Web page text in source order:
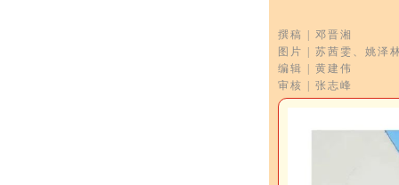
撰稿 | 邓晋湘
图片 | 苏茜雯、姚泽
编辑 | 黄建伟
审核 | 张志峰